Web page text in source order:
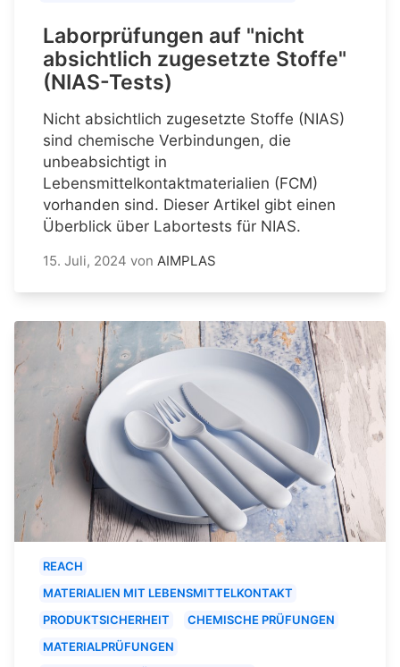
Laborprüfungen auf "nicht
absichtlich zugesetzte Stoffe"
(NIAS-Tests)
Nicht absichtlich zugesetzte Stoffe (NIAS)
sind chemische Verbindungen, die
unbeabsichtigt in
Lebensmittelkontaktmaterialien (FCM)
vorhanden sind. Dieser Artikel gibt einen
Überblick über Labortests für NIAS.
15. Juli, 2024 von AIMPLAS
REACH
MATERIALIEN MIT LEBENSMITTELKONTAKT
PRODUKTSICHERHEIT
CHEMISCHE PRÜFUNGEN
MATERIALPRÜFUNGEN